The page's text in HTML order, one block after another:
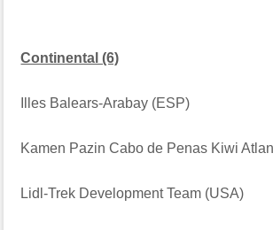
Continental (6)
Illes Balears-Arabay (ESP)
Kamen Pazin Cabo de Penas Kiwi
Lidl-Trek Development Team (USA)